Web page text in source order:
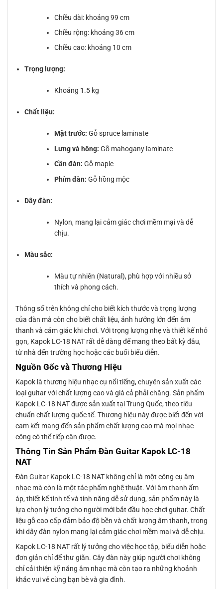
Chiều dài: khoảng 99 cm
Chiều rộng: khoảng 36 cm
Chiều cao: khoảng 10 cm
Trọng lượng:
Khoảng 1.5 kg
Chất liệu:
Mặt trước: Gỗ spruce laminate
Lưng và hông: Gỗ mahogany laminate
Cần đàn: Gỗ maple
Phím đàn: Gỗ hồng mộc
Dây đàn:
Nylon, mang lại cảm giác chơi mềm mại và dễ
chịu.
Màu sắc:
Màu tự nhiên (Natural), phù hợp với nhiều sở
thích và phong cách.
Thông số trên không chỉ cho biết kích thước và trọng lượng
của đàn mà còn cho biết chất liệu, ảnh hưởng lớn đến âm
thanh và cảm giác khi chơi. Với trọng lượng nhẹ và thiết kế nhỏ
gọn, Kapok LC-18 NAT rất dễ dàng để mang theo bất kỳ đâu,
từ nhà đến trường học hoặc các buổi biểu diễn.
Nguồn Gốc và Thương Hiệu
Kapok là thương hiệu nhạc cụ nổi tiếng, chuyên sản xuất các
loại guitar với chất lượng cao và giá cả phải chăng. Sản phẩm
Kapok LC-18 NAT được sản xuất tại Trung Quốc, theo tiêu
chuẩn chất lượng quốc tế. Thương hiệu này được biết đến với
cam kết mang đến sản phẩm chất lượng cao mà mọi nhạc
công có thể tiếp cận được.
Thông Tin Sản Phẩm Đàn Guitar Kapok LC-18
NAT
Đàn Guitar Kapok LC-18 NAT không chỉ là một công cụ âm
nhạc mà còn là một tác phẩm nghệ thuật. Với âm thanh ấm
áp, thiết kế tinh tế và tính năng dễ sử dụng, sản phẩm này là
lựa chọn lý tưởng cho người mới bắt đầu học chơi guitar. Chất
liệu gỗ cao cấp đảm bảo độ bền và chất lượng âm thanh, trong
khi dây đàn nylon mang lại cảm giác chơi mềm mại và dễ chịu.
Kapok LC-18 NAT rất lý tưởng cho việc học tập, biểu diễn hoặc
đơn giản chỉ để thư giãn. Cây đàn này giúp người chơi không
chỉ cải thiện kỹ năng âm nhạc mà còn tạo ra những khoảnh
khắc vui vẻ cùng bạn bè và gia đình.